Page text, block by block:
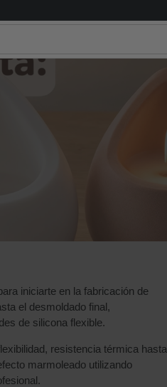
iniciarte en la fabricación de
el desmoldado final,
de silicona flexible.
resistencia térmica hasta
marmoleado utilizando